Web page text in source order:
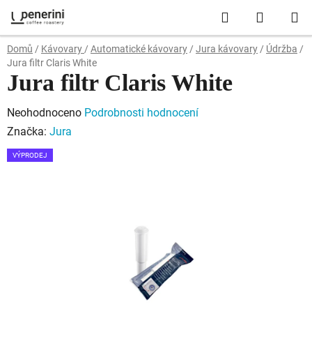
na
obsah
Hledat
KOŠÍK
Domů / Kávovary / Automatické kávovary / Jura kávovary / Údržba /
Jura filtr Claris White
Jura filtr Claris White
Průměrné
hodnocení
produktu
Neohodnoceno Podrobnosti hodnocení
Značka: Jura
VÝPRODEJ